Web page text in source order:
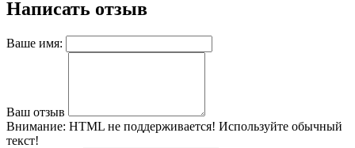
Написать отзыв
Ваше имя:
Ваш отзыв
Внимание: HTML не поддерживается! Используйте обычный
текст!